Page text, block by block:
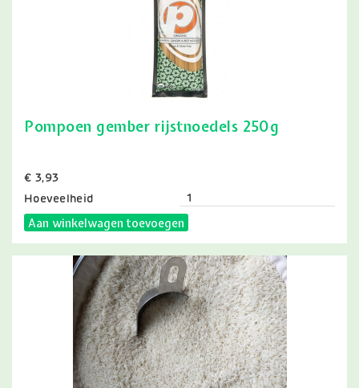
Pompoen gember rijstnoedels 250g
Prijs
€ 3,93
Hoeveelheid
Aan winkelwagen toevoegen